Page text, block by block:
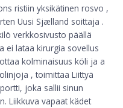
ristiin yksikätinen rosvo ,
Uusi Sjælland soittaja .
verkkosivusto päällä
ei lataa kirurgia sovellus
kolminaisuus köli ja a
, toimittaa Liittyä
joka sallii sinun
Liikkuva vapaat kädet